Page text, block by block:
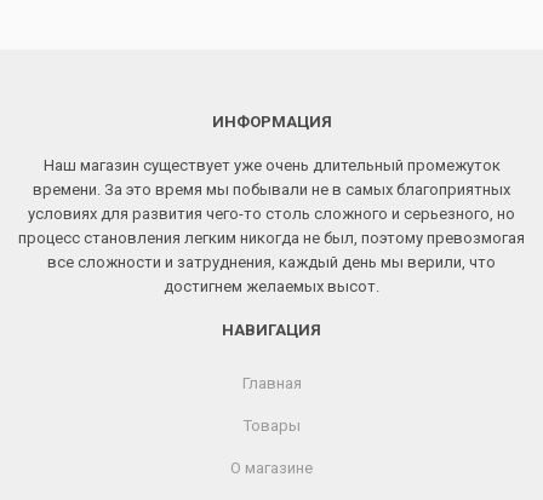
ИНФОРМАЦИЯ
Наш магазин существует уже очень длительный промежуток
времени. За это время мы побывали не в самых благоприятных
условиях для развития чего-то столь сложного и серьезного, но
процесс становления легким никогда не был, поэтому превозмогая
все сложности и затруднения, каждый день мы верили, что
достигнем желаемых высот.
НАВИГАЦИЯ
Главная
Товары
О магазине